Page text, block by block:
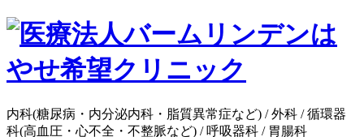
内科(糖尿病・内分泌内科・脂質異常症など) / 外科 / 循環器
科(高血圧・心不全・不整脈など) / 呼吸器科 / 胃腸科